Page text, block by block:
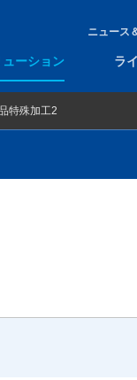
ニュース
ーション ラ
特殊加工2